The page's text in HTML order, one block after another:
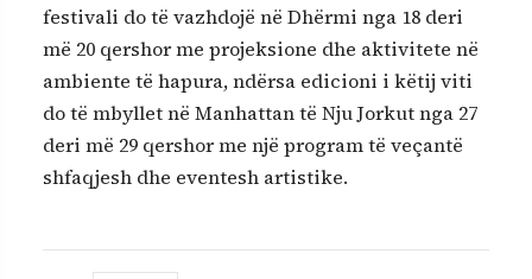
festivali do të vazhdojë në Dhërmi nga 18 deri
më 20 qershor me projeksione dhe aktivitete në
ambiente të hapura, ndërsa edicioni i këtij viti
do të mbyllet në Manhattan të Nju Jorkut nga 27
deri më 29 qershor me një program të veçantë
shfaqjesh dhe eventesh artistike.